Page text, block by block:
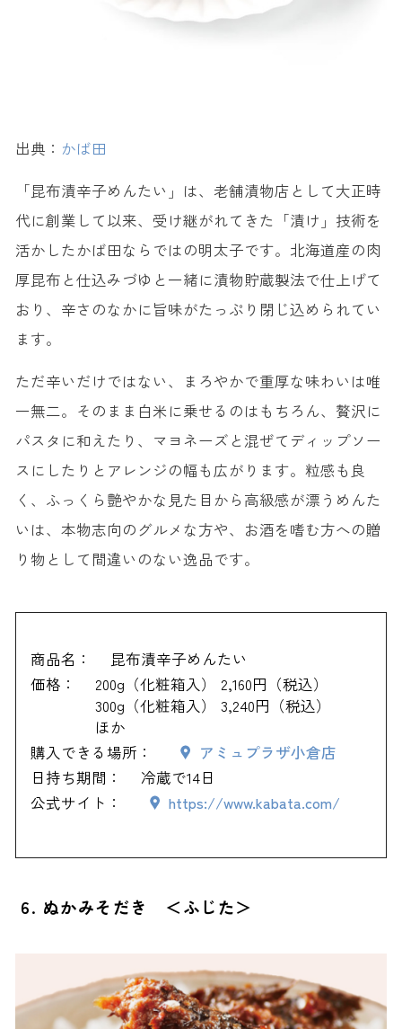
出典： かば田
「昆布漬辛子めんたい」は、老舗漬物店として大正時
代に創業して以来、受け継がれてきた「漬け」技術を
活かしたかば田ならではの明太子です。北海道産の肉
厚昆布と仕込みづゆと一緒に漬物貯蔵製法で仕上げて
おり、辛さのなかに旨味がたっぷり閉じ込められてい
ます。
ただ辛いだけではない、まろやかで重厚な味わいは唯
一無二。そのまま白米に乗せるのはもちろん、贅沢に
パスタに和えたり、マヨネーズと混ぜてディップソー
スにしたりとアレンジの幅も広がります。粒感も良
く、ふっくら艶やかな見た目から高級感が漂うめんた
いは、本物志向のグルメな方や、お酒を嗜む方への贈
り物として間違いのない逸品です。
商品名：
昆布漬辛子めんたい
価格：
200g（化粧箱入） 2,160円（税込）
300g（化粧箱入） 3,240円（税込）
ほか
購入できる場所：
アミュプラザ小倉店
日持ち期間：
冷蔵で14日
公式サイト：
https://www.kabata.com/
6. ぬかみそだき ＜ふじた＞